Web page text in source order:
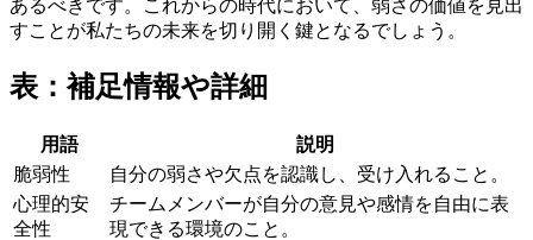
あるべきです。これからの時代において、弱さの価値を見出
すことが私たちの未来を切り開く鍵となるでしょう。
表：補足情報や詳細
用語
説明
脆弱性
自分の弱さや欠点を認識し、受け入れること。
心理的安
全性
チームメンバーが自分の意見や感情を自由に表
現できる環境のこと。